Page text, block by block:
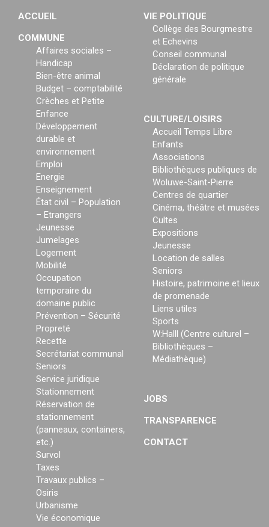
ACCUEIL
COMMUNE
Affaires sociales –
Handicap
Bien-être animal
Budget – comptabilité
Crèches et Petite
Enfance
Développement
durable et
environnement
Emploi
Energie
Enseignement
État civil – Population
– Etrangers
Jeunesse
Jumelages
Logement
Mobilité
Occupation
temporaire du
domaine public
Prévention – Sécurité
Propreté
Recette
Secrétariat communal
Seniors
Service juridique
Stationnement
Réservation de
stationnement
(panneaux, containers,
etc.)
Survol
Taxes
Travaux publics –
Osiris
Urbanisme
Vie économique
VIE POLITIQUE
Collège des Bourgmestre
et Echevins
Conseil communal
Déclaration de politique
générale
CULTURE/LOISIRS
Accueil Temps Libre
Enfants
Associations
Bibliothèques publiques de
Woluwe-Saint-Pierre
Centres de quartier
Cinéma, théâtre et musées
Cultes
Expositions
Jeunesse
Location de salles
Seniors
Histoire, patrimoine et lieux
de promenade
Liens utiles
Sports
W:Halll (Centre culturel –
Bibliothèques –
Médiathèque)
JOBS
TRANSPARENCE
CONTACT